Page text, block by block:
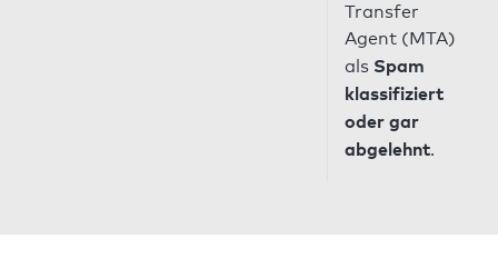
Transfer
Agent (MTA)
als Spam
klassifiziert
oder gar
abgelehnt.